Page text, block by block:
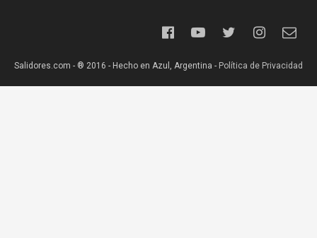
Salidores.com - ® 2016 - Hecho en Azul, Argentina - Política de Privacidad